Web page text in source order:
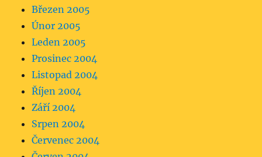
Březen 2005
Únor 2005
Leden 2005
Prosinec 2004
Listopad 2004
Říjen 2004
Září 2004
Srpen 2004
Červenec 2004